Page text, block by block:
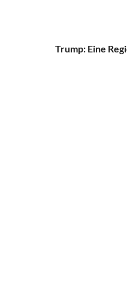
Trump: Eine